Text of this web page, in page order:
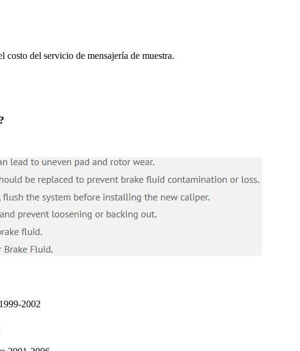
costo del servicio de mensajería de muestra.